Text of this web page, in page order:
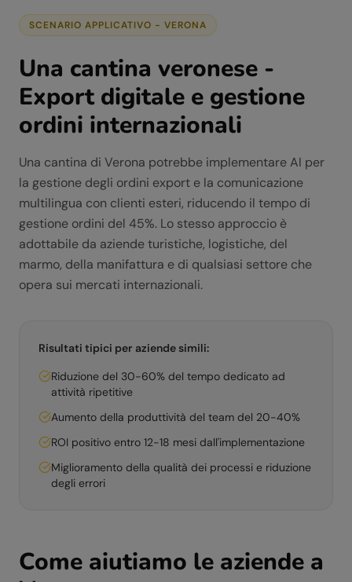
SCENARIO APPLICATIVO -VERONA
Una cantina veronese -
Export digitale e gestione
ordini internazionali
Una cantina di Verona potrebbe implementare AI per
la gestione degli ordini export e la comunicazione
multilingua con clienti esteri, riducendo il tempo di
gestione ordini del 45%. Lo stesso approccio è
adottabile da aziende turistiche, logistiche, del
marmo, della manifattura e di qualsiasi settore che
opera sui mercati internazionali.
Risultati tipici per aziende simili:
Riduzione del 30-60% del tempo dedicato ad
attività ripetitive
Aumento della produttività del team del 20-40%
ROI positivo entro 12-18 mesi dall'implementazione
Miglioramento della qualità dei processi e riduzione
degli errori
Come aiutiamo le aziende a